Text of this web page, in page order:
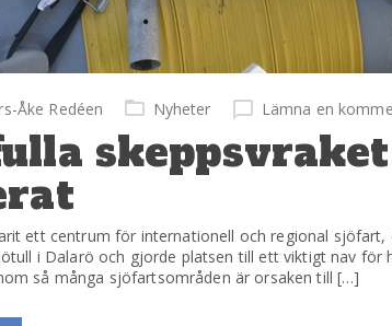
Åke Redéen Nyheter Lämna en
ett centrum för internationell och regional
i Dalarö och gjorde platsen till ett viktigt nav
så många sjöfartsområden är orsaken till […]